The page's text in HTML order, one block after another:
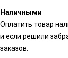
Наличными
Оплатить товар
и если решили
заказов.